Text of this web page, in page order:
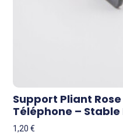
Support Pliant
Téléphone – Stable
1,20€